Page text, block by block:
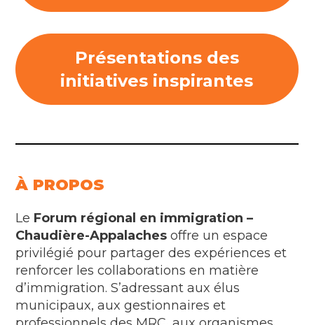
Présentations des
initiatives inspirantes
À PROPOS
Le Forum régional en immigration –
Chaudière-Appalaches offre un espace
privilégié pour partager des expériences et
renforcer les collaborations en matière
d’immigration. S’adressant aux élus
municipaux, aux gestionnaires et